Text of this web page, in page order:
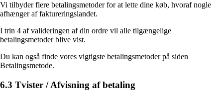
Vi tilbyder flere betalingsmetoder for at lette dine køb, hvoraf nogle
afhænger af faktureringslandet.
I trin 4 af valideringen af din ordre vil alle tilgængelige
betalingsmetoder blive vist.
Du kan også finde vores vigtigste betalingsmetoder på siden
Betalingsmetode.
6.3 Tvister / Afvisning af betaling